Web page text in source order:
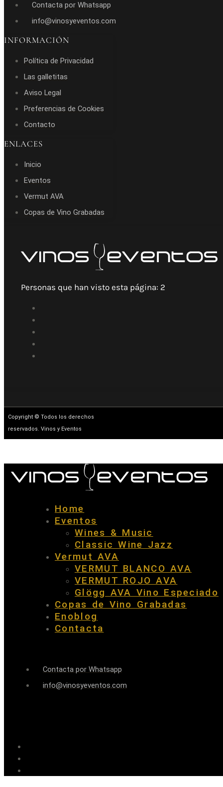
Contacta por Whatsapp
info@vinosyeventos.com
INFORMACIÓN
Política de Privacidad
Las galletitas
Aviso Legal
Preferencias de Cookies
Contacto
ENLACES
Inicio
Eventos
Vermut AVA
Copas de Vino Grabadas
Personas que han visto esta página: 2
Copyright © Todos los derechos
reservados. Vinos y Eventos
Home
Eventos
Wines & Music
Classic Wine Jazz
Vermut AVA
VERMUT BLANCO AVA
VERMUT ROJO AVA
Glögg AVA Vino Especiado
Copas de Vino Grabadas
Enoblog
Contacta
Contacta por Whatsapp
info@vinosyeventos.com